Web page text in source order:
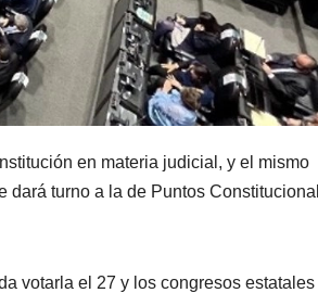
en materia judicial, y el mismo
turno a la de Puntos
votarla el 27 y los congresos estatales